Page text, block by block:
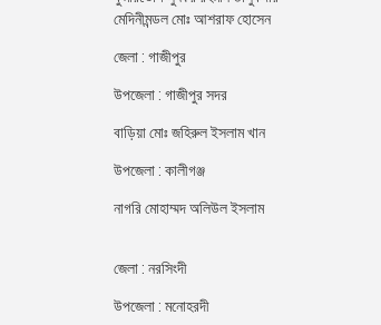
মেদিনীমন্ডল মোঃ আশরাফ হোসেন
জেলা : গাজীপুর
উপজেলা : গাজীপুর সদর
বাড়িয়া মোঃ জহিরুল ইসলাম খান
উপজেলা : কালীগঞ্জ
নাগরি মোহাম্মদ অলিউল ইসলাম
জেলা : নরসিংদী
উপজেলা : মনোহরদী